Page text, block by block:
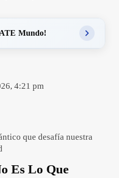
Mundo!
4:21 pm
que desafía nuestra
Es Lo Que